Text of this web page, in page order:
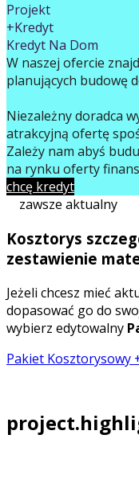
Projekt
+Kredyt
Kredyt Na Dom
W naszej ofercie
planujących budowę
Niezależny doradca
atrakcyjną ofertę
Zależy nam abyś
na rynku oferty
chcę kredyt
zawsze aktualny
Kosztorys
zestawienie
Jeżeli chcesz mieć
dopasować go do
wybierz edytowalny
Pakiet Kosztorysowy